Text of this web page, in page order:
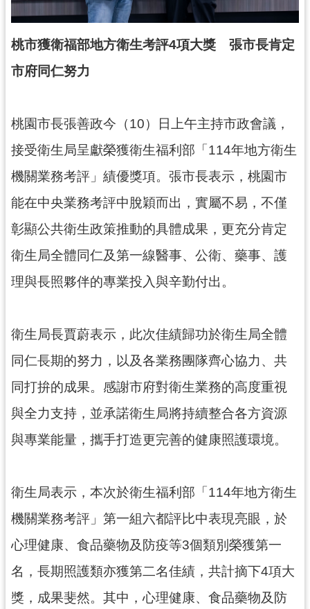
訊
息
公
服
府
資
公
開
回
站
導
政
見
問
答
園
桃市獲衛福部地方衛生考評4項大獎 張市長肯定
市府同仁努力
桃園市長張善政今（10）日上午主持市政會議，
接受衛生局呈獻榮獲衛生福利部「114年地方衛生
機關業務考評」績優獎項。張市長表示，桃園市
能在中央業務考評中脫穎而出，實屬不易，不僅
彰顯公共衛生政策推動的具體成果，更充分肯定
衛生局全體同仁及第一線醫事、公衛、藥事、護
理與長照夥伴的專業投入與辛勤付出。
衛生局長賈蔚表示，此次佳績歸功於衛生局全體
同仁長期的努力，以及各業務團隊齊心協力、共
同打拚的成果。感謝市府對衛生業務的高度重視
與全力支持，並承諾衛生局將持續整合各方資源
與專業能量，攜手打造更完善的健康照護環境。
衛生局表示，本次於衛生福利部「114年地方衛生
機關業務考評」第一組六都評比中表現亮眼，於
心理健康、食品藥物及防疫等3個類別榮獲第一
名，長期照護類亦獲第二名佳績，共計摘下4項大
獎，成果斐然。其中，心理健康、食品藥物及防